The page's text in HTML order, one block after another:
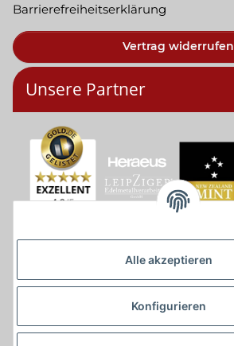
Alle akzeptieren
Konfigurieren
Barrierefreiheitserklärung
Vertrag widerrufen
Unsere Partner